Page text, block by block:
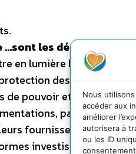
Nous
accéder aux
améliorer
autorisera à
ou les ID
les décideurs
en lumière la face
des populations
pouvoir et d’influence
parfois de
fournisseurs. Et c’est
investissements en